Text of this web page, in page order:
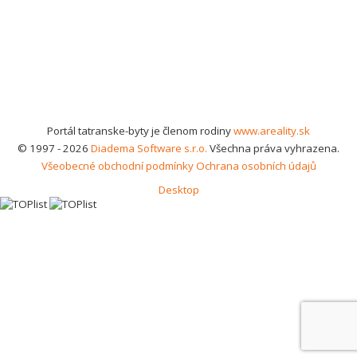
Portál tatranske-byty je členom rodinywww.areality.sk
© 1997 - 2026 Diadema Software s.r.o. Všechna práva vyhrazena.
Všeobecné obchodní podmínkyOchrana osobních údajů
Desktop